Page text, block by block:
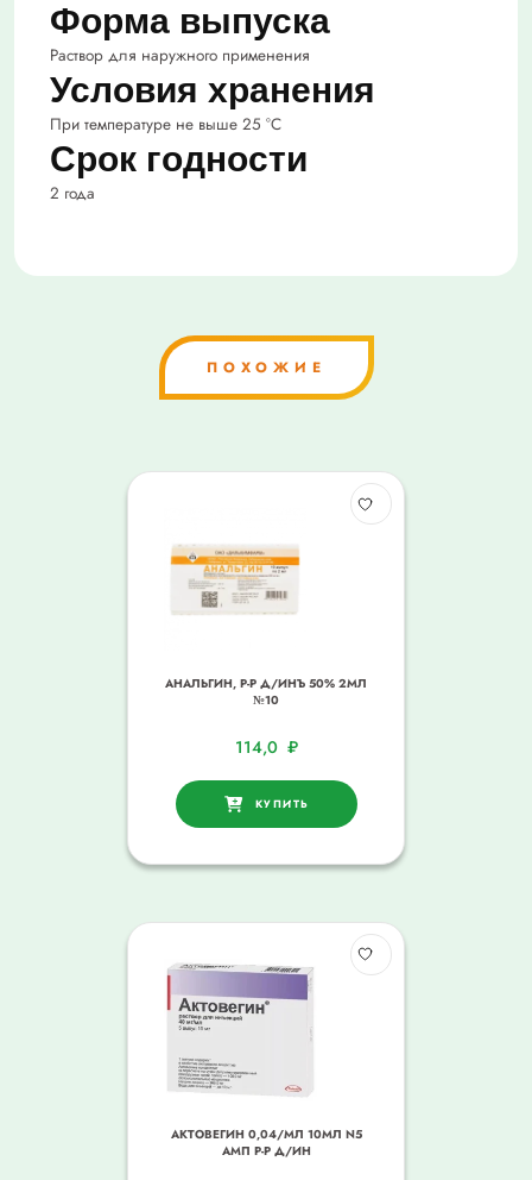
Форма выпуска
Раствор для наружного применения
Условия хранения
При температуре не выше 25 °C
Срок годности
2 года
ПОХОЖИЕ
АНАЛЬГИН, Р-Р Д/ИНЪ 50% 2МЛ
№10
114,0 ₽
КУПИТЬ
АКТОВЕГИН 0,04/МЛ 10МЛ N5
АМП Р-Р Д/ИН